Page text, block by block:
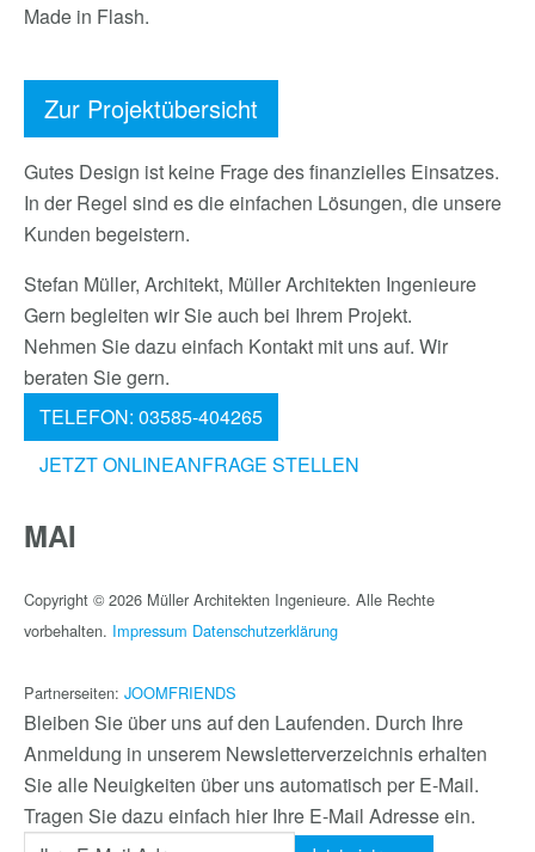
Made in Flash.
Zur Projektübersicht
Gutes Design ist keine Frage des finanzielles Einsatzes.
In der Regel sind es die einfachen Lösungen, die unsere
Kunden begeistern.
Stefan Müller, Architekt, Müller Architekten Ingenieure
Gern begleiten wir Sie auch bei Ihrem Projekt.
Nehmen Sie dazu einfach Kontakt mit uns auf. Wir
beraten Sie gern.
TELEFON: 03585-404265
JETZT ONLINEANFRAGE STELLEN
MAI
Copyright © 2026 Müller Architekten Ingenieure. Alle Rechte
vorbehalten. Impressum Datenschutzerklärung
Partnerseiten: JOOMFRIENDS
Bleiben Sie über uns auf den Laufenden. Durch Ihre
Anmeldung in unserem Newsletterverzeichnis erhalten
Sie alle Neuigkeiten über uns automatisch per E-Mail.
Tragen Sie dazu einfach hier Ihre E-Mail Adresse ein.